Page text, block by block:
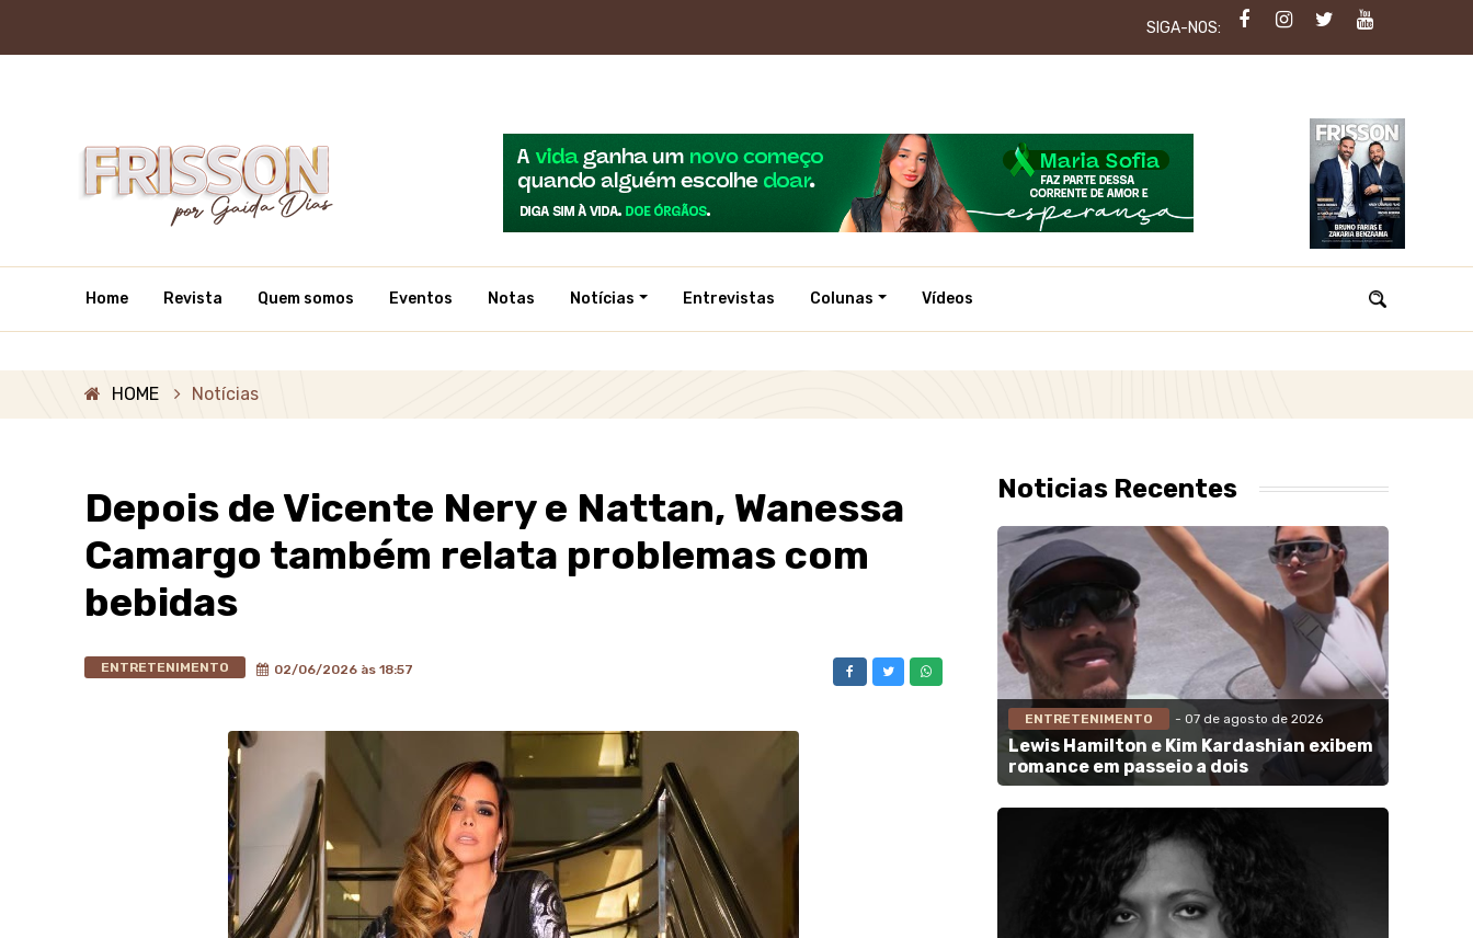
SIGA-NOS:
Home Revista Quem somos Eventos Notas Notícias Entrevistas Colunas Vídeos
HOME Notícias
Depois de Vicente Nery e Nattan, Wanessa
Camargo também relata problemas com
bebidas
ENTRETENIMENTO 02/06/2026 às 18:57
Noticias Recentes
ENTRETENIMENTO - 07 de agosto de 2026
Lewis Hamilton e Kim Kardashian exibem
romance em passeio a dois